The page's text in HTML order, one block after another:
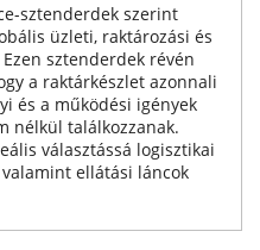
sztenderdek szerint
üzleti, raktározási és
sztenderdek révén
a raktárkészlet azonnali
és a működési igények
nélkül találkozzanak.
választássá logisztikai
ellátási láncok